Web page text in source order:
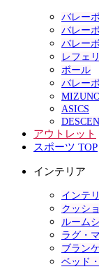
バレー
バレー
バレー
レフェ
ボール
バレー
ASICS
アウトレット
スポーツ TOP
インテリア
インテ
クッシ
ルーム
ラグ・
ブラン
ベッド